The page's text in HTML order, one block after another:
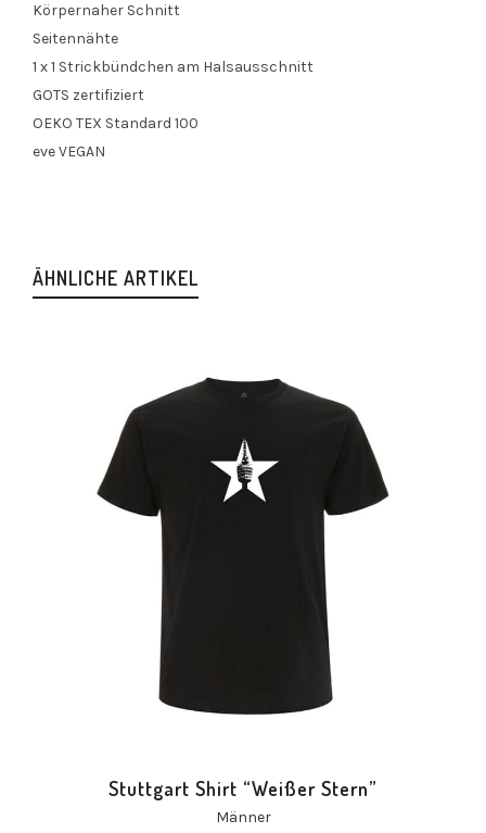
Körpernaher Schnitt
Seitennähte
1 x 1 Strickbündchen am Halsausschnitt
GOTS zertifiziert
OEKO TEX Standard 100
eve VEGAN
ÄHNLICHE ARTIKEL
Stuttgart Shirt “Weißer Stern”
Männer